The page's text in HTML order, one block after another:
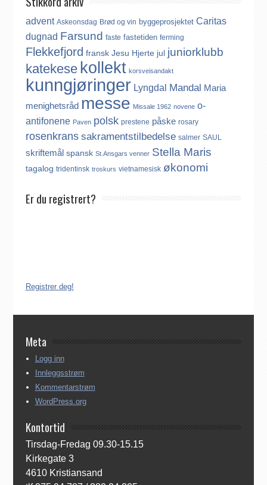
advent Askeonsdag Brød og vin byggeprosjektet Caritas
dugnad Farsund faste fastetiden ferming
Flekkefjord fransk Jesu Hjerte jul juniorklubb
katekese kollekt korsveisandakt
kunngjøringer Lyngdal Mandal Maria
menighetsråd messe Missale 1962 novene o-
antifonene Paven polsk prestene påske rosary
rosenkrans sakramentstilbedelse salmer SAUL
skriftemål spansk St.Ansgars venner Stella Maris
tagalog tridentinsk troskurs vietnamesisk økonomi
Er du registrert?
Registrer deg!
Meta
Logg inn
Innleggsstrøm
Kommentarstrøm
WordPress.org
Kontortid
Tirsdag-Fredag 09.30-15.15
Kirkegate 3
4610 Kristiansand